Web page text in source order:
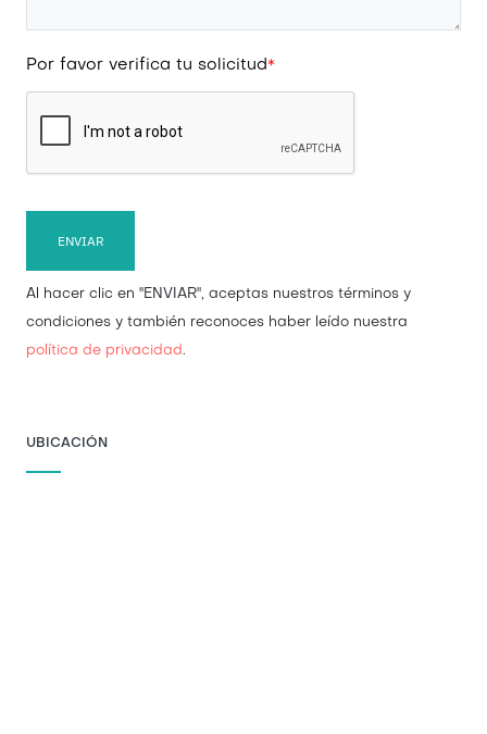
Por favor verifica tu solicitud*
ENVIAR
Al hacer clic en "ENVIAR", aceptas nuestros términos y
condiciones y también reconoces haber leído nuestra
política de privacidad.
UBICACIÓN